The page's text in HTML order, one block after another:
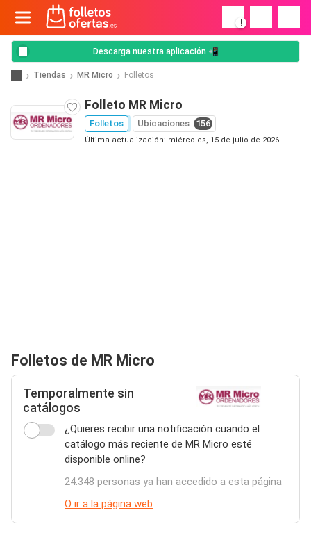
!
Descarga nuestra aplicación 📲
Tiendas MR Micro Folletos
Folleto MR Micro
Folletos Ubicaciones 156
Última actualización: miércoles, 15 de julio de 2026
Folletos de MR Micro
Temporalmente sin
catálogos
¿Quieres recibir una notificación cuando el
catálogo más reciente de MR Micro esté
disponible online?
24.348 personas ya han accedido a esta página
O ir a la página web